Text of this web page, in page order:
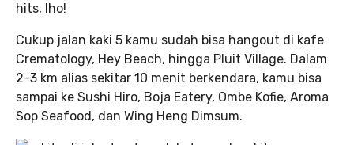
hits, lho!
Cukup jalan kaki 5 kamu sudah bisa hangout di kafe
Crematology, Hey Beach, hingga Pluit Village. Dalam
2-3 km alias sekitar 10 menit berkendara, kamu bisa
sampai ke Sushi Hiro, Boja Eatery, Ombe Kofie, Aroma
Sop Seafood, dan Wing Heng Dimsum.